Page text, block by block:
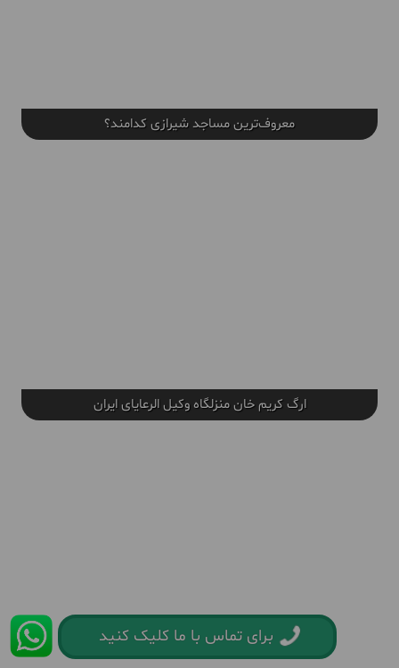
معروف‌ترین مساجد شیرازی کدامند؟
ارگ کریم خان منزلگاه وکیل الرعایای ایران
برای تماس با ما کلیک کنید